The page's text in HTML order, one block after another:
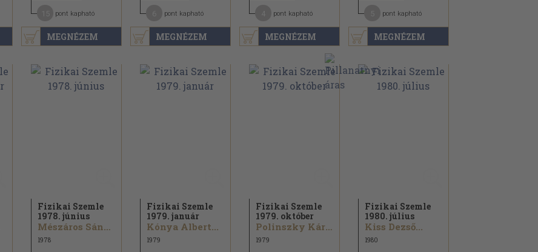
MEGNÉZEM
pont kapható
MEGNÉZEM
pont kapható
MEGNÉZEM
pont kapható
MEGNÉZEM
pont kapható
Fizikai Szemle
1978. június
Mészáros Sándor...
1978
Fizikai Szemle
1979. január
Kónya Albert...
1979
Fizikai Szemle
1979. október
Polinszky Károly...
1979
Fizikai Szemle
1980. július
Kiss Dezső...
1980